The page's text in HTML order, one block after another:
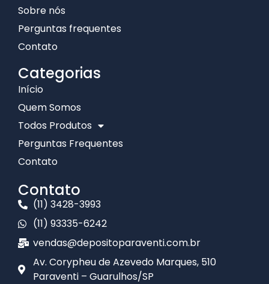
Sobre nós
Perguntas frequentes
Contato
Categorias
Início
Quem Somos
Todos Produtos
Perguntas Frequentes
Contato
Contato
(11) 3428-3993
(11) 93335-6242
vendas@depositoparaventi.com.br
Av. Corypheu de Azevedo Marques, 510
Paraventi – Guarulhos/SP​